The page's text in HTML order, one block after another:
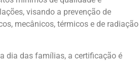
visando a prevenção de
mecânicos, térmicos e de radiação
dia das famílias, a certificação é